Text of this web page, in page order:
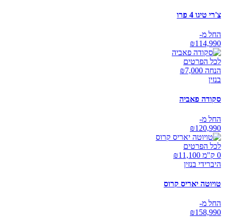
צ'רי טיגו 4 פרו
החל מ-
₪114,990
לכל הפרטים
הנחה ₪ 7,000
בנזין
סקודה פאביה
החל מ-
₪120,990
לכל הפרטים
0 ק"מ ₪
11,100
היברידי בנזין
טויוטה יאריס קרוס
החל מ-
₪158,990